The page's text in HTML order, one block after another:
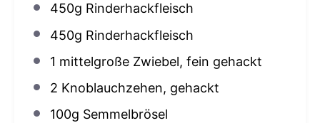
450g Rinderhackfleisch
450g Rinderhackfleisch
1 mittelgroße Zwiebel, fein gehackt
2 Knoblauchzehen, gehackt
100g Semmelbrösel